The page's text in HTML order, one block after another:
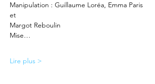
Manipulation : Guillaume Loréa, Emma Paris
et
Margot Reboulin
Mise…
Lire plus >